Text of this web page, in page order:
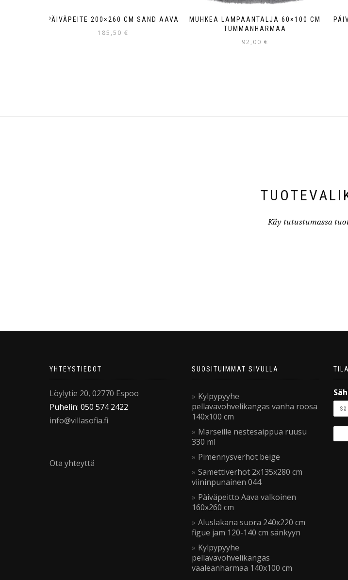
PÄIVÄPEITE 200×260 CM SAND AAVA
185,50€
MUHKEA LAMPAANTALJA 60×100 CM
TUMMANHARMAA
92,00€
Käy tutustumassa
YHTEYSTIEDOT
Löylytie 20, 02770 Espoo
Puhelin: 050 574 2422
info@villasofia.fi
Ota yhteyttä
SUOSITUIMMAT SIVULLA
Kylpypyyhe
pellavavohvelikangas vanha roosa
140x100 cm
Marseille nestesaippua ruusu
330 ml
Pimennysverhot beige
Samettiverhot 2x135x280 cm
viininpunainen 044
Päiväpeitto Aava valkoinen
160x260 cm
Aluslakana suora 240x220 cm
figue jam 120-140 cm sänkyyn
Kylpypyyhe
pellavavohvelikangas
vaaleanharmaa 140x100 cm